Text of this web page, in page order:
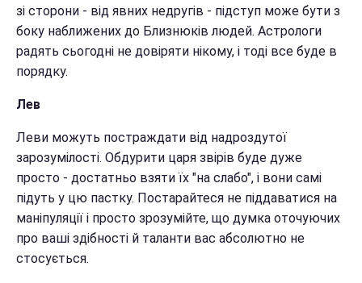
зі сторони - від явних недругів - підступ може бути з
боку наближених до Близнюків людей. Астрологи
радять сьогодні не довіряти нікому, і тоді все буде в
порядку.
Лев
Леви можуть постраждати від надроздутої
зарозумілості. Обдурити царя звірів буде дуже
просто - достатньо взяти їх "на слабо", і вони самі
підуть у цю пастку. Постарайтеся не піддаватися на
маніпуляції і просто зрозумійте, що думка оточуючих
про ваші здібності й таланти вас абсолютно не
стосується.